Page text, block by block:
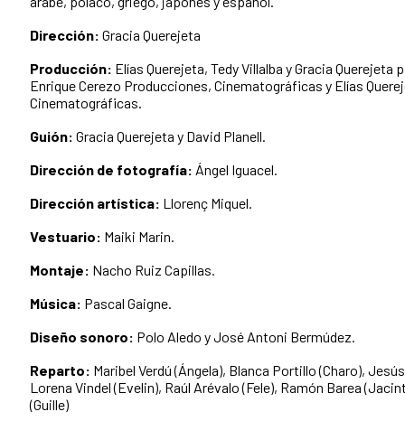
Dirección: Gracia Querejeta
Producción: Elías Querejeta, Tedy Villalba y Gracia Querejeta
Enrique Cerezo Producciones, Cinematográficas y Elías
Cinematográficas.
Guión: Gracia Querejeta y David Planell.
Dirección de fotografía: Ángel Iguacel.
Dirección artística: Llorenç Miquel.
Vestuario: Maiki Marin.
Montaje: Nacho Ruiz Capillas.
Música: Pascal Gaigne.
Diseño sonoro: Polo Aledo y José Antoni Bermúdez.
Reparto: Maribel Verdú (Ángela), Blanca Portillo (Charo),
Lorena Vindel (Evelin), Raúl Arévalo (Fele), Ramón Barea
(Guille)